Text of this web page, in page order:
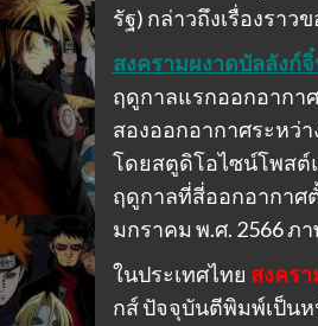
รัฐ) กล่าวถึงเรื่องรา
สงครามผงาดบัลลังก์
ฤดูกาลแรกออกอากา
สองออกอากาศระหว่
โดยสตูดิโอไซน์โพสต์
ฤดูกาลที่สี่ออกอากาศ
มกราคม พ.ศ. 2566 ภ
ในประเทศไทย สงคร
กส์ ปัจจุบันตีพิมพ์เป็น